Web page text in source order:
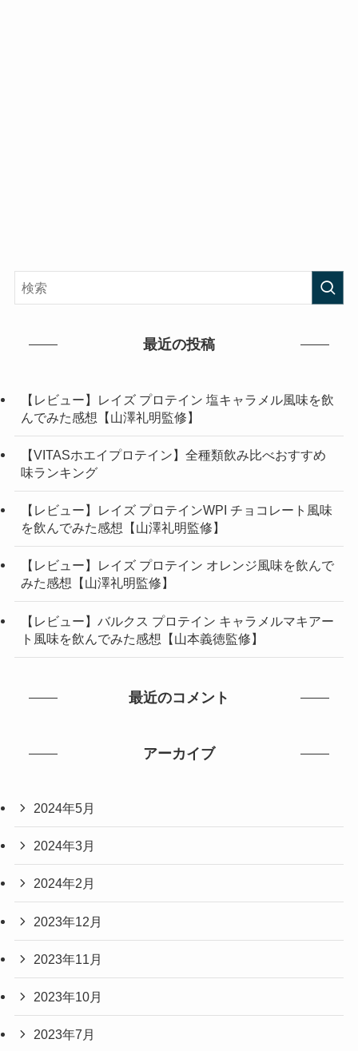
最近の投稿
【レビュー】レイズ プロテイン 塩キャラメル風味を飲
んでみた感想【山澤礼明監修】
【VITASホエイプロテイン】全種類飲み比べおすすめ
味ランキング
【レビュー】レイズ プロテインWPI チョコレート風味
を飲んでみた感想【山澤礼明監修】
【レビュー】レイズ プロテイン オレンジ風味を飲んで
みた感想【山澤礼明監修】
【レビュー】バルクス プロテイン キャラメルマキアー
ト風味を飲んでみた感想【山本義徳監修】
最近のコメント
アーカイブ
2024年5月
2024年3月
2024年2月
2023年12月
2023年11月
2023年10月
2023年7月